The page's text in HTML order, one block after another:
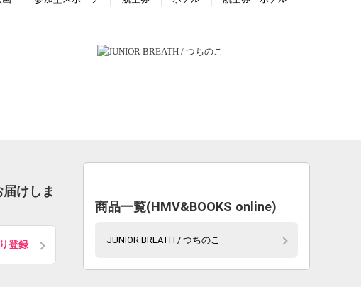
けしま
登録
商品一覧(HMV&BOOKS online)
JUNIOR BREATH / つちのこ